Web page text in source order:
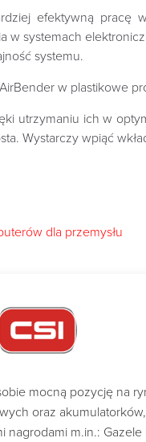
efektywną
systemach
systemu.
w plastikowe
utrzymaniu ich w
Wystarczy wpiąć
dla przemysłu
mocną pozycję
oraz
m.in.: